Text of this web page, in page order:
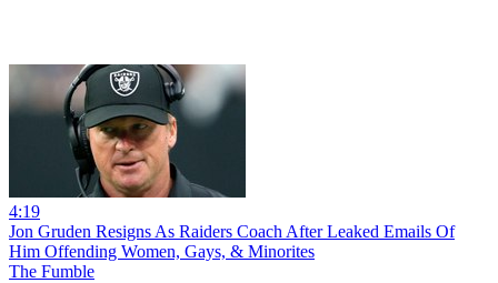
4:19
Jon Gruden Resigns As Raiders Coach After Leaked Emails Of
Him Offending Women, Gays, & Minorites
The Fumble